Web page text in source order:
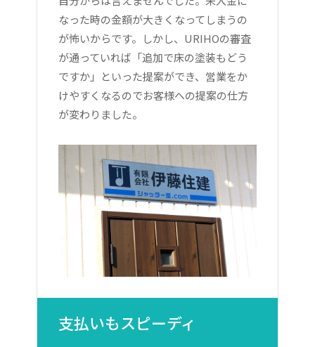
なった時の金額が大きくなってしまうの
が怖いからです。しかし、URIHOの審査
が通っていれば「追加で床の塗装もどう
ですか」といった提案ができ、営業をか
けやすくなるのでお客様への提案の仕方
が変わりました。
支払いもスピーディ